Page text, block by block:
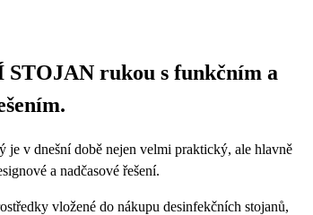
rukou s funkčním a
je v dnešní době nejen velmi praktický, ale hlavně
a nadčasové řešení.
vložené do nákupu desinfekčních stojanů,